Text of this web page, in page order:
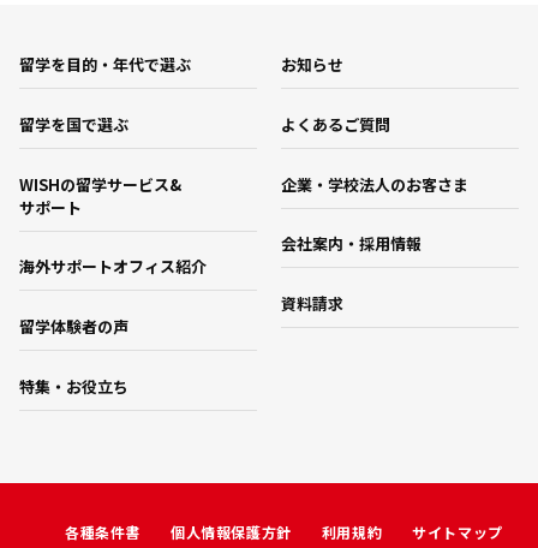
留学を目的・年代で選ぶ
留学を国で選ぶ
WISHの留学サービス&
サポート
海外サポートオフィス紹介
留学体験者の声
特集・お役立ち
お知らせ
よくあるご質問
企業・学校法人のお客さま
会社案内・採用情報
資料請求
各種条件書 個人情報保護方針 利用規約 サイトマップ